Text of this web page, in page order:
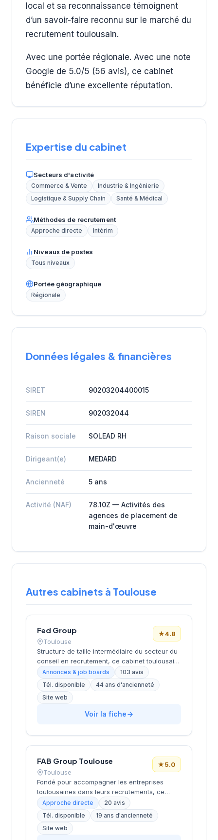
local et sa reconnaissance témoignent
d’un savoir-faire reconnu sur le marché du
recrutement toulousain.
Avec une portée régionale. Avec une note
Google de 5.0/5 (56 avis), ce cabinet
bénéficie d’une excellente réputation.
Expertise du cabinet
Secteurs d'activité
Commerce & Vente
Industrie & Ingénierie
Logistique & Supply Chain
Santé & Médical
Méthodes de recrutement
Approche directe Intérim
Niveaux de postes
Tous niveaux
Portée géographique
Régionale
Données légales & financières
SIRET 90203204400015
SIREN 902032044
Raison sociale SOLEAD RH
Dirigeant(e) MEDARD
Ancienneté 5 ans
Activité (NAF)
78.10Z — Activités des
agences de placement de
main-d'œuvre
Autres cabinets à Toulouse
Fed Group
Toulouse
★4.8
Structure de taille intermédiaire du secteur du
conseil en recrutement, ce cabinet toulousain
opère depuis ses locaux de Now Toulouse sur
la Piste des Géants. Établi dans la métropole
rose, il développe son activité de placement et
de conseil RH avec une approche centrée sur
l'accompagnement des entreprises locales et
des candidats. La satisfaction client se reflète
efficacement le bassin d'emploi de la région
Occitanie.
Annonces & job boards
103 avis
Tél. disponible
44 ans d'ancienneté
Site web
Voir la fiche
FAB Group Toulouse
Toulouse
★5.0
Fondé pour accompagner les entreprises
toulousaines dans leurs recrutements, ce
cabinet intervient depuis son siège situé 4 rue
d'Aubuisson dans le centre-ville de Toulouse.
La structure propose ses services de
recrutement aux sociétés locales et
Approche directe
20 avis
Tél. disponible
19 ans d'ancienneté
Site web